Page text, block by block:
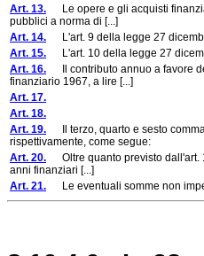
Art. 13. Le opere e gli acquisti
pubblici a norma di [...]
Art. 14. L'art. 9 della legge 27
Art. 15. L'art. 10 della legge 27
Art. 16. Il contributo annuo a favore
finanziario 1967, a lire [...]
Art. 17.
Art. 18.
Art. 19. Il terzo, quarto e sesto
rispettivamente, come segue:
Art. 20. Oltre quanto previsto dall'art.
anni finanziari [...]
Art. 21. Le eventuali somme non